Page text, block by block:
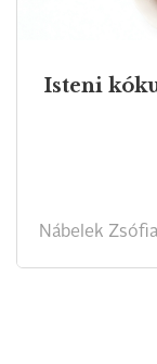
Isteni
Nábelek